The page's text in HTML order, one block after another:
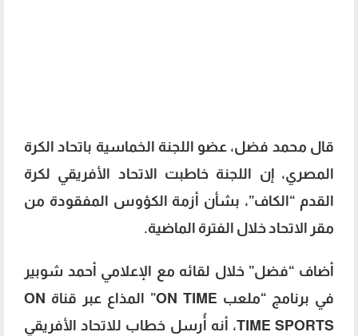
قال محمد فضل، عضو اللجنة الخماسية باتحاد الكرة
المصري، إن اللجنة خاطبت الاتحاد الأفريقي لكرة
القدم “الكاف”، بشأن أزمة الكؤوس المفقودة من
مقر الاتحاد خلال الفترة الماضية.
أضاف “فضل” خلال لقائه مع الإعلامي أحمد شوبير
في برنامج “ملعب ON TIME” المذاع عبر قناة ON
TIME SPORTS، أنه أُرسل خطاب للاتحاد الأفريقي